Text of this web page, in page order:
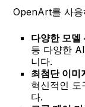
OpenArt를 사용
다양한 모델
등 다양한
니다.
최첨단 이미
혁신적인 도
다.